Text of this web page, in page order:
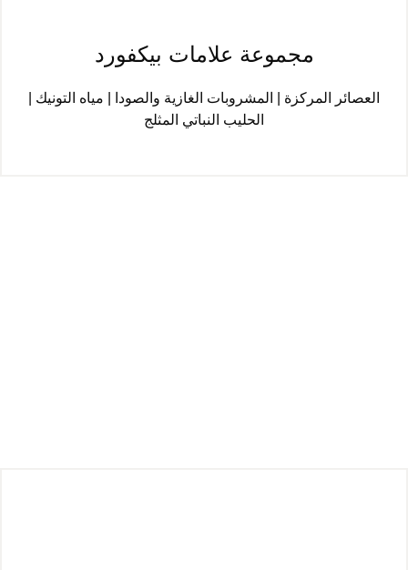
مجموعة علامات بيكفورد
العصائر المركزة | المشروبات الغازية والصودا | مياه التونيك |
الحليب النباتي المثلج